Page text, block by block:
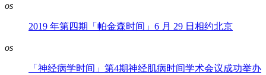
os
2019 年第四期「帕金森时间」6 月 29 日相约北京
os
「神经病学时间」第4期神经肌病时间学术会议成功举办